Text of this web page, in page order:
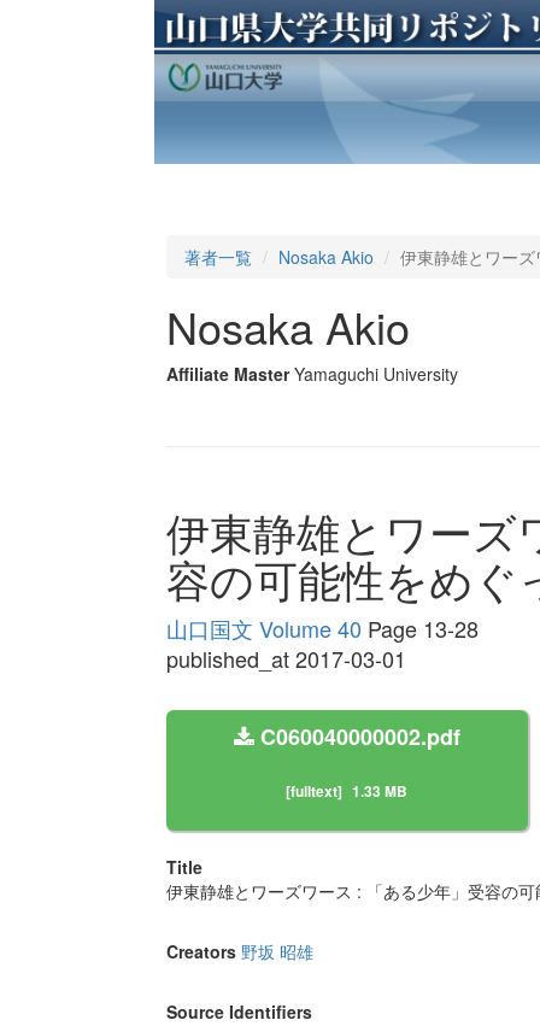
著者一覧 Nosaka Akio 伊東静雄とワー
Nosaka Akio
Affiliate Master Yamaguchi University
伊東静雄とワーズ
容の可能性をめぐ
山口国文 Volume 40 Page 13-28
published_at 2017-03-01
C060040000002.pdf
[fulltext] 1.33 MB
Title
伊東静雄とワーズワース : 「ある少年」受容の
Creators 野坂 昭雄
Source Identifiers